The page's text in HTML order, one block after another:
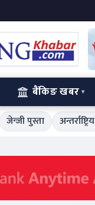
बैंकिङ खबर
जेन्जी पुस्ता